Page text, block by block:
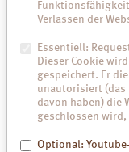
Die aus Südamerika
C-reichsten Früchten
heimischen Kirschen,
mal mehr Vitamin C
Kollagenbildung und
vor oxidativem Stress.
Bambus
Verlassen der
Essentiell:
Dieser Cookie
gespeichert. Er
unautorisiert (das
davon haben) die
geschlossen
Optional: Youtube-